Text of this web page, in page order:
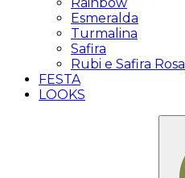
Esmeralda
Turmalina
Safira
Rubi e Safira Rosa
FESTA
LOOKS